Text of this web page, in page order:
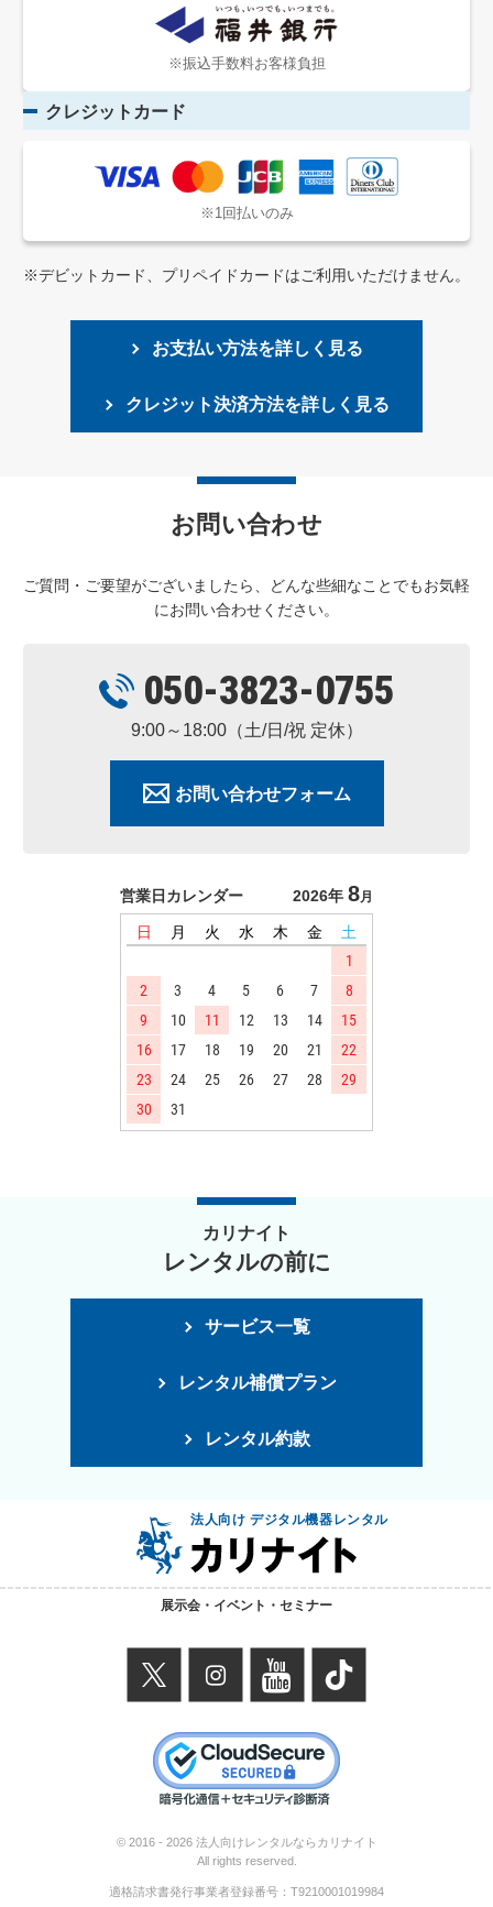
※振込手数料お客様負担
クレジットカード
※1回払いのみ
※デビットカード、プリペイドカードはご利用いただけません。
お支払い方法を詳しく見る
クレジット決済方法を詳しく見る
お問い合わせ
ご質問・ご要望がございましたら、どんな些細なことでもお気軽
にお問い合わせください。
営業日カレンダー 2026年 8月
日 月 火 水 木 金
土
1
2
3 4 5 6 7
8
9
10 11 12 13 14
15
16
17 18 19 20 21
22
23
24 25 26 27 28
29
30
31
050-3823-0755
9:00～18:00（土/日/祝 定休）
お問い合わせフォーム
カリナイト
レンタルの前に
サービス一覧
レンタル補償プラン
レンタル約款
法人向け デジタル機器レンタル
展示会・イベント・セミナー
© 2016 - 2026 法人向けレンタルならカリナイト
All rights reserved.
適格請求書発行事業者登録番号： T9210001019984